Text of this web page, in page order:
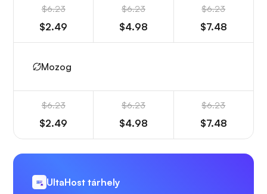
$6.23
$2.49
$6.23
$4.98
$6.23
$7.48
Mozog
$6.23
$2.49
$6.23
$4.98
$6.23
$7.48
UltaHost tárhely